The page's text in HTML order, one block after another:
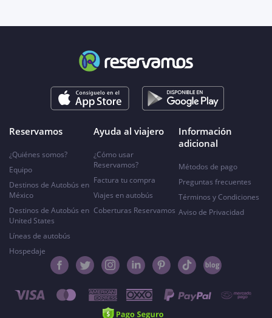
Reservamos
¿Quiénes somos?
Equipo
Destinos de Autobús en
México
Destinos de Autobús en
United States
Líneas de autobús
Hospedaje
Ayuda al viajero
¿Cómo usar
Reservamos?
Factura tu compra
Viajes en autobús
Coberturas Reservamos
Información
adicional
Métodos de pago
Preguntas frecuentes
Términos y Condiciones
Aviso de Privacidad